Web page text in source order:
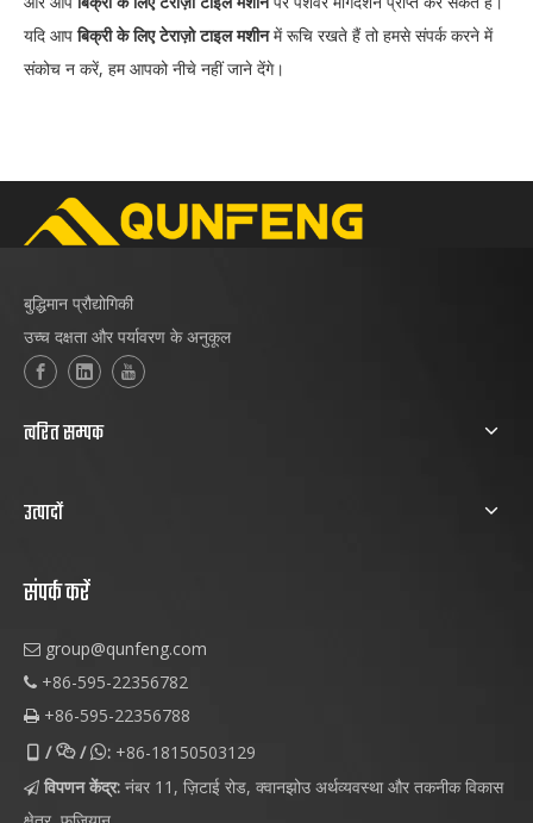
यदि आपबिक्री के लिए टेराज़ो टाइल मशीनमें रूचि रखते हैं तो हमसे संपर्क करने में
संकोच न करें, हम आपको नीचे नहीं जाने देंगे।
बुद्धिमान प्रौद्योगिकी
उच्च दक्षता और पर्यावरण के अनुकूल
त्वरित सम्पक
उत्पादों
संपर्क करें
 group@qunfeng.com
 +86-595-22356782
 +86-595-22356788
 //: +86-18150503129
 विपणन केंद्र: नंबर 11, ज़िटाई रोड, क्वानझोउ अर्थव्यवस्था और तकनीक विकास